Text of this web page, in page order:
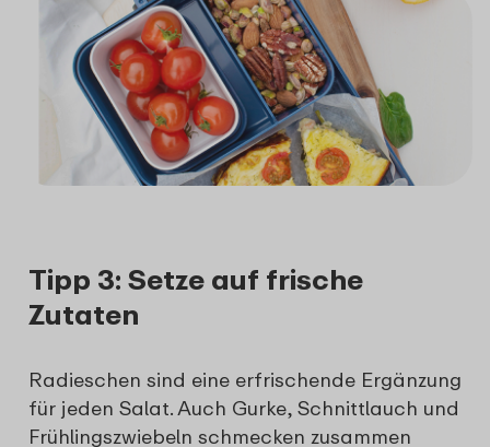
Tipp 3: Setze auf frische
Zutaten
Radieschen sind eine erfrischende Ergänzung
für jeden Salat. Auch Gurke, Schnittlauch und
Frühlingszwiebeln schmecken zusammen